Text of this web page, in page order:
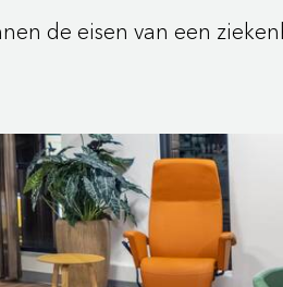
de eisen van een